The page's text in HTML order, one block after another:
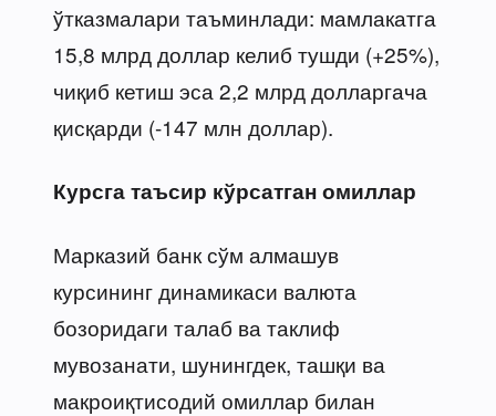
ўтказмалари таъминлади: мамлакатга
15,8 млрд доллар келиб тушди (+25%),
чиқиб кетиш эса 2,2 млрд долларгача
қисқарди (-147 млн доллар).
Курсга таъсир кўрсатган омиллар
Марказий банк сўм алмашув
курсининг динамикаси валюта
бозоридаги талаб ва таклиф
мувозанати, шунингдек, ташқи ва
макроиқтисодий омиллар билан